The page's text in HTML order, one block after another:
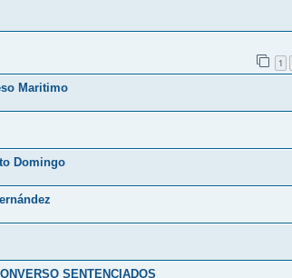
1
Maritimo
Domingo
SENTENCIADOS